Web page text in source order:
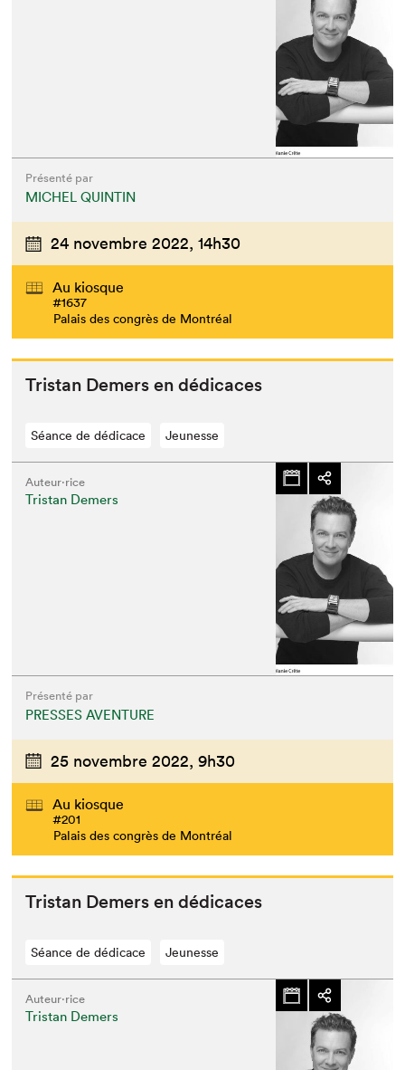
Présenté par
MICHEL QUINTIN
24 novembre 2022, 14h30
Au kiosque
#1637
Palais des congrès de Montréal
Tris­tan Demers en dédicaces
Séance de dédicace Jeunesse
Auteur·rice
Tristan Demers
Présenté par
PRESSES AVENTURE
25 novembre 2022, 9h30
Au kiosque
#201
Palais des congrès de Montréal
Tris­tan Demers en dédicaces
Séance de dédicace Jeunesse
Auteur·rice
Tristan Demers